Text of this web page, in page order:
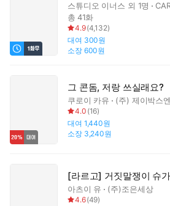
스튜디오 이너스 외 1명
총 41화
4.9(4,132)
대여 300원
소장 600원
그 콘돔, 저랑 쓰실래요?
쿠로이 카유 (주) 제이박스
4.0 (16)
대여 1,440원
소장 3,240원
[라르고] 거짓말쟁이 슈
아츠이 유 (주)조은세상
4.6(49)